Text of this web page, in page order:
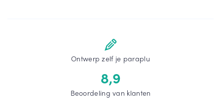
Ontwerp zelf je paraplu
8,9
Beoordeling van klanten